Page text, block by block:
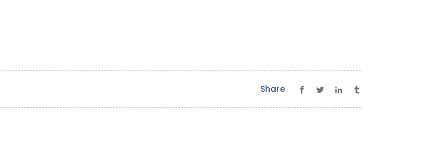
Share